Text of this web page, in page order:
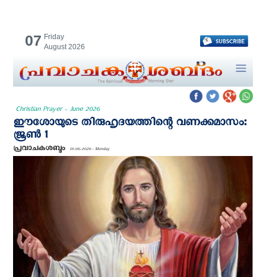
07 Friday
August 2026
Christian Prayer - June 2026
ഈശോയുടെ തിരുഹൃദയത്തിന്റെ വണക്കമാസം:
ജൂണ്‍ 1
പ്രവാചകശബ്ദം 01-06-2026 - Monday